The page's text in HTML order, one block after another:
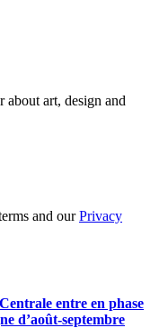
about art, design and
and ourPrivacy
entre en phase
d’août-septembre